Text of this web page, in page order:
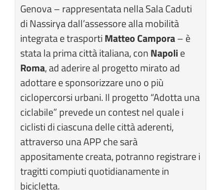
Genova – rappresentata nella Sala Caduti
di Nassirya dall’assessore alla mobilità
integrata e trasportiMatteo Campora– è
stata la prima città italiana, conNapolie
Roma, ad aderire al progetto mirato ad
adottare e sponsorizzare uno o più
ciclopercorsi urbani. Il progetto “Adotta una
ciclabile” prevede un contest nel quale i
ciclisti di ciascuna delle città aderenti,
attraverso una APP che sarà
appositamente creata, potranno registrare i
tragitti compiuti quotidianamente in
bicicletta.